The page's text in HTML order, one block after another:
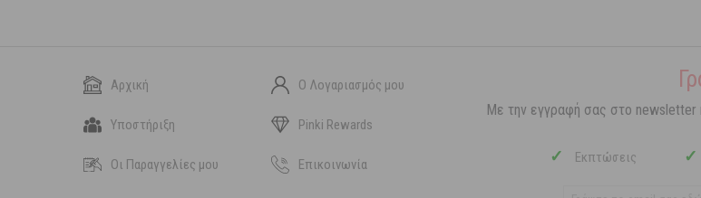
Αρχική Ο Λογαριασμός μου
Υποστήριξη Pinki Rewards
Οι Παραγγελίες μου Επικοινωνία
Με την εγγραφή σας στο newsletter
✓ Εκπτώσεις ✓